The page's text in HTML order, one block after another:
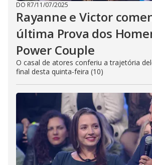
DO R7/11/07/2025
Rayanne e Victor
última Prova dos
Power Couple
O casal de atores conferiu a trajetória
final desta quinta-feira (10)